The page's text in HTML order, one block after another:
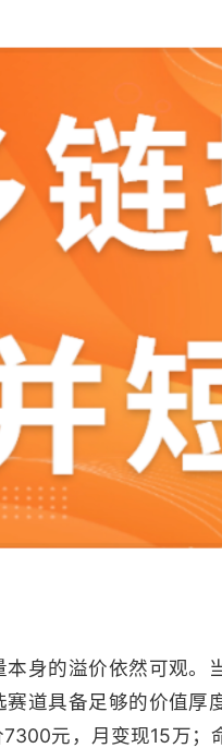
身的溢价依然可观。
道具备足够的价值厚
元，月变现15万；